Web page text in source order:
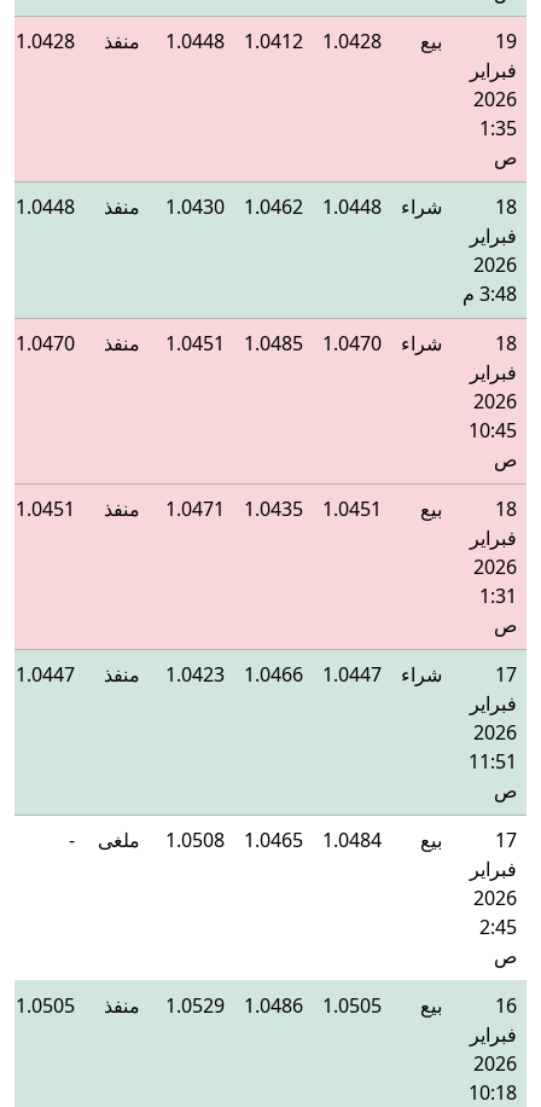
19
فبراير
2026
1:35
ص
بيع 1.0428
1.0412
1.0448 منفذ 1.0428
18
فبراير
2026
3:48 م
شراء 1.0448
1.0462
1.0430 منفذ 1.0448
18
فبراير
2026
10:45
ص
شراء 1.0470
1.0485
1.0451 منفذ 1.0470
18
فبراير
2026
1:31
ص
بيع 1.0451
1.0435
1.0471 منفذ 1.0451
17
فبراير
2026
11:51
ص
شراء 1.0447
1.0466
1.0423 منفذ 1.0447
17
فبراير
2026
2:45
ص
بيع 1.0484
1.0465
1.0508 ملغى -
16
فبراير
2026
10:18
بيع 1.0505
1.0486
1.0529 منفذ 1.0505